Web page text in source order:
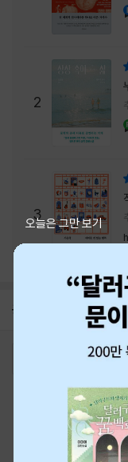
2
3
공지 26년 NBCI 수상 안내
2026-08-01
오늘은 그만 보기
고객센터 1544-3800
예
이용약관